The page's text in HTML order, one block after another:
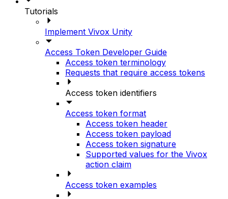
Tutorials
Implement Vivox Unity
Access Token Developer Guide
Access token terminology
Requests that require access tokens
Access token identifiers
Access token format
Access token header
Access token payload
Access token signature
Supported values for the Vivox
action claim
Access token examples